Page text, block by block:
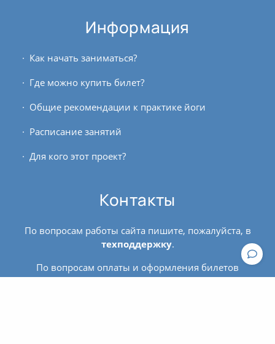
Информация
Как начать заниматься?
Где можно купить билет?
Общие рекомендации к практике йоги
Расписание занятий
Для кого этот проект?
Контакты
По вопросам работы сайта пишите, пожалуйста, в
техподдержку.
По вопросам оплаты и оформления билетов
обращайтесь к администратору: